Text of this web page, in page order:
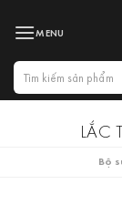
qua
nội
dung
Tìm
kiếm:
LẮC
Bộ